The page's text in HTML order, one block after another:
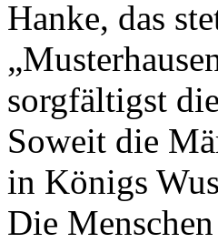
Hanke, das
sorgfältigst
Soweit die
in Königs
Die